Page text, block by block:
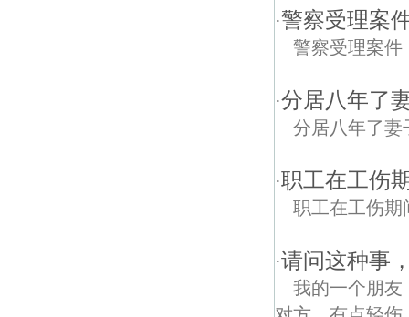
·警察受理案
警察受理案件
·分居八年了
分居八年了妻
·职工在工伤
职工在工伤期
·请问这种事
我的一个朋友